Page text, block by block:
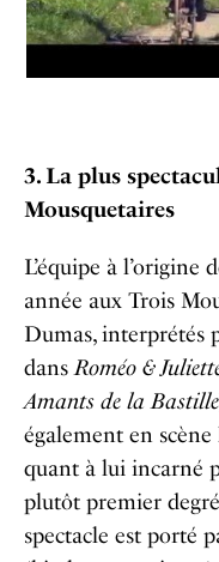
3. La plus
Mousquetaires
L’équipe à l’origine
année aux Trois
Dumas, interprétés
dansRoméo &
Amants de la Bastille
également en scène
quant à lui incarné
plutôt premier
spectacle est porté